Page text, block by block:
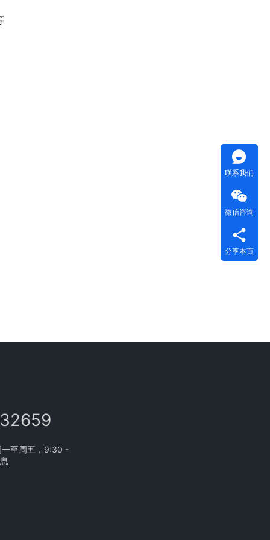
一至周五，9:30 -
联系我们
微信咨询
分享本页